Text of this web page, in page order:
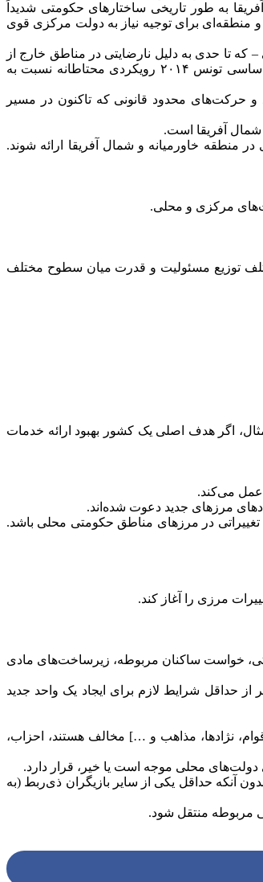
به طور تاریخی ساختارهای حکومتی شدیداً
و منطقه‌ای برای توجیه نیاز به دولت مرکزی قوی
تا حدی به دلیل نارضایتی در مناطق خارج از
پایتخت‌ها رخ داد – فرصتی برای کشورهای منطقه فراهم آورد تا مسئله غیرمتمرکزسازی را بازنگری کنند. با این حال، قانون اساسی مصر ۲۰۱۴ و قانون اساسی تونس ۲۰۱۴ رویکردی محتاطانه نسبت به
و حرکت‌های محدود قانونی که تاکنون در مسیر
شمال آفریقا است.
منطقه خاورمیانه و شمال آفریقا ارائه شوند.
توزیع مسئولیت و قدرت میان سطوح مختلف
اگر هدف اصلی یک کشور بهبود ارائه خدمات
عمل می‌کند.
مرزهای جدید دعوت شده‌اند.
تغییراتی در مرزهای مناطق حکومتی محلی باشد.
مرزی را آغاز کند.
خواست ساکنان مربوطه، زیرساخت‌های مادی
حداقل شرایط لازم برای ایجاد یک واحد جدید
نژادها، مذاهب و …] مخالف هستند، احزاب،
دولت‌های محلی موجه است یا خیر، قرار دارد.
آنکه حداقل یکی از سایر بازیگران ذی‌ربط (به
مربوطه منتقل شود.